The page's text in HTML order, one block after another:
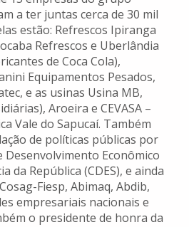
a ter juntas cerca de 30 mil
estão: Refrescos Ipiranga
Refrescos e Uberlândia
de Coca Cola),
Equipamentos Pesados,
e as usinas Usina MB,
Aroeira e CEVASA –
Vale do Sapucaí. Também
de políticas públicas por
Desenvolvimento Econômico
da República (CDES), e ainda
Fiesp, Abimaq, Abdib,
empresariais nacionais e
o presidente de honra da